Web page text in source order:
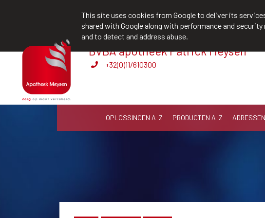
team@apotheekmeysen.be +32(0)11/610300
BVBA apotheek Patrick Meysen
+32(0)11/610300
V.I.P. service
OPLOSSINGEN A-Z PRODUCTEN A-Z ADRESSEN
This site uses cookies from Google to deliver its
shared with Google along with performance and
and to detect and address abuse.